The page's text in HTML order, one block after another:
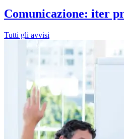
Comunicazione: iter
Tutti gli avvisi